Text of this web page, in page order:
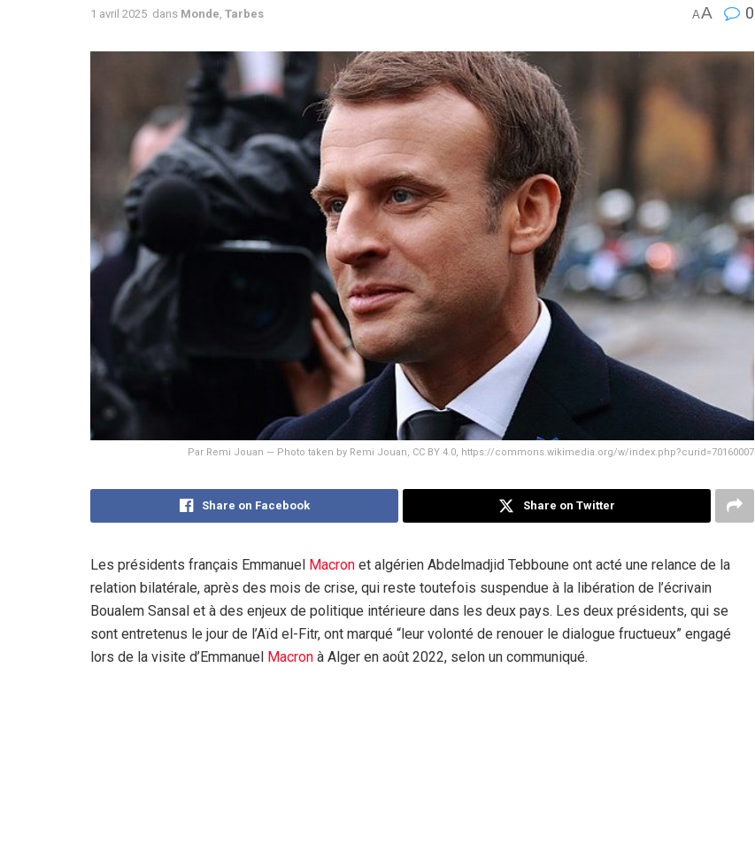
1 avril 2025 dans Monde Tarbes AA 0
Par Remi Jouan — Photo taken by Remi Jouan, CC BY 4.0, https://commons.wikimedia.org/w/index.php?curid=70160007
Share on Facebook Share on Twitter
Les présidents français Emmanuel Macron et algérien Abdelmadjid Tebboune ont acté une relance de la
relation bilatérale, après des mois de crise, qui reste toutefois suspendue à la libération de l’écrivain
Boualem Sansal et à des enjeux de politique intérieure dans les deux pays. Les deux présidents, qui se
sont entretenus le jour de l’Aïd el-Fitr, ont marqué “leur volonté de renouer le dialogue fructueux” engagé
lors de la visite d’Emmanuel
Macron à Alger en août 2022, selon un communiqué.